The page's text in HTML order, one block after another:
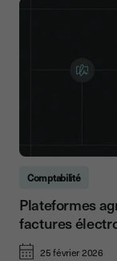
Comptabilité
Plateformes
factures
25 février 2026